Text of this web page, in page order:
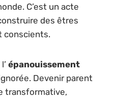
C’est un acte
des êtres
conscients.
épanouissement
Devenir parent
transformative,